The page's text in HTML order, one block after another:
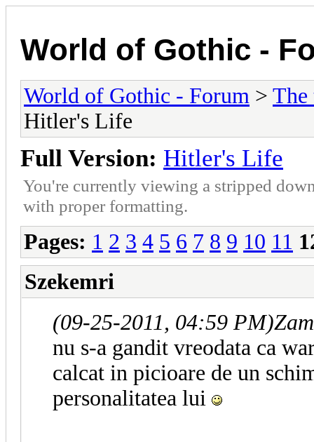
World of Gothic -
World of Gothic - Forum > The
Hitler's Life
Full Version: Hitler's Life
You're currently viewing a stripped
with proper formatting.
Pages: 1 2 3 4 5 6 7 8 9 10 11
Szekemri
(09-25-2011, 04:59 PM)
nu s-a gandit vreodata ca
calcat in picioare de un
personalitatea lui